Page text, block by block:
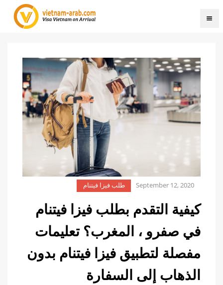
September 12, 2020 طلب فيزا فيتنام
كيفية التقدم بطلب فيزا فيتنام
في صفرو ، المغرب؟ تعليمات
مفصلة لتطبيق فيزا فيتنام بدون
الذهاب إلى السفارة